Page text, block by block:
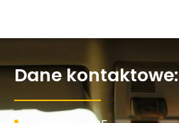
Dane kontaktowe: